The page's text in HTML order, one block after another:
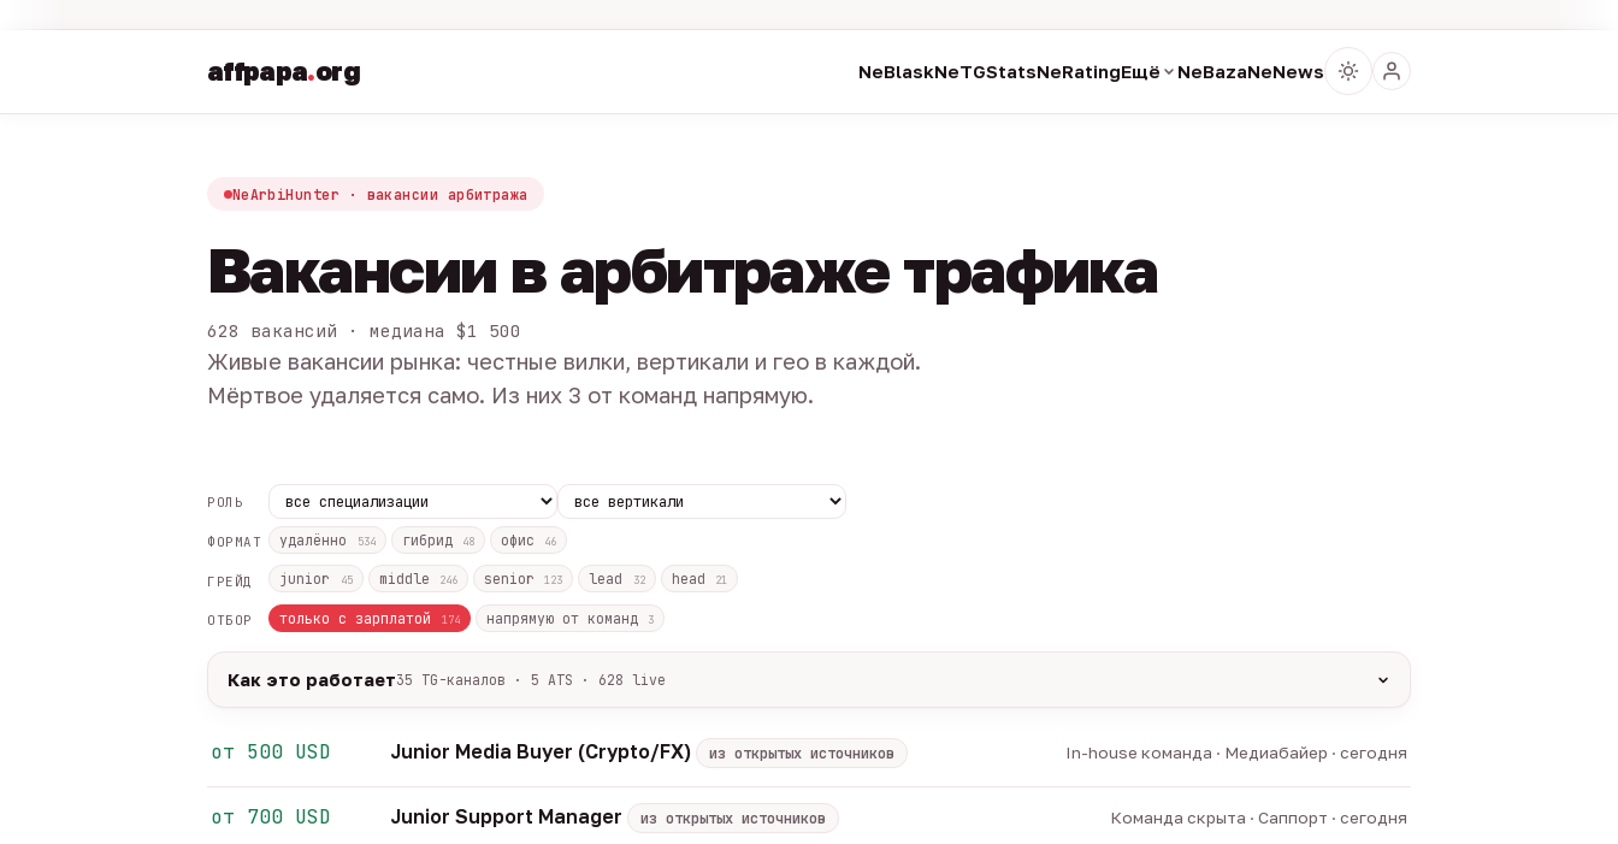
affpapa.org NeBlaskNeTGStatsNeRatingЕщё NeBazaNeNews
NeArbiHunter · вакансии арбитража
Вакансии в арбитраже трафика
628 вакансий · медиана $1 500
Живые вакансии рынка: честные вилки, вертикали и гео в каждой.
Мёртвое удаляется само. Из них 3 от команд напрямую.
РОЛЬ
ФОРМАТ удалённо 534 гибрид 48 офис 46
ГРЕЙД junior 45 middle 246 senior 123 lead 32 head 21
ОТБОР только с зарплатой 174 напрямую от команд 3
Как это работает35 TG-каналов · 5 ATS · 628 live
Разбор:нейронка разбирает сырец каждые 30 минут — роль, вертикаль, формат, вилка, грейд.
без предоплат и взносов, без обещаний гарантированного дохода, без увода в сторонние боты.
протухшее удаляется автоматически через 30 дней.
ATS-площадок · вакансий live —методология
от 500 USD Junior Media Buyer (Crypto/FX) из открытых источников In-house команда · Медиабайер · сегодня
от 700 USD Junior Support Manager из открытых источников Команда скрыта · Саппорт · сегодня